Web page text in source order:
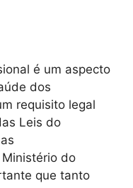
é um aspecto
dos
requisito legal
Leis do
do
que tanto